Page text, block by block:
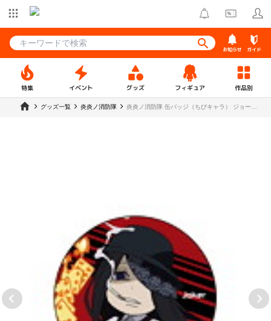
お知らせ ガイド
特集 イベント グッズ フィギュア 作品別
グッズ一覧 炎炎ノ消防隊
炎炎ノ消防隊 缶バッジ（ちびキャラ） ジョーカ